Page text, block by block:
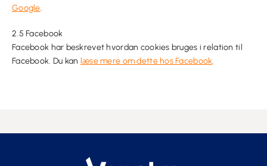
Google.
2.5 Facebook
Facebook har beskrevet hvordan cookies bruges i relation til
Facebook. Du kan læse mere om dette hos Facebook.